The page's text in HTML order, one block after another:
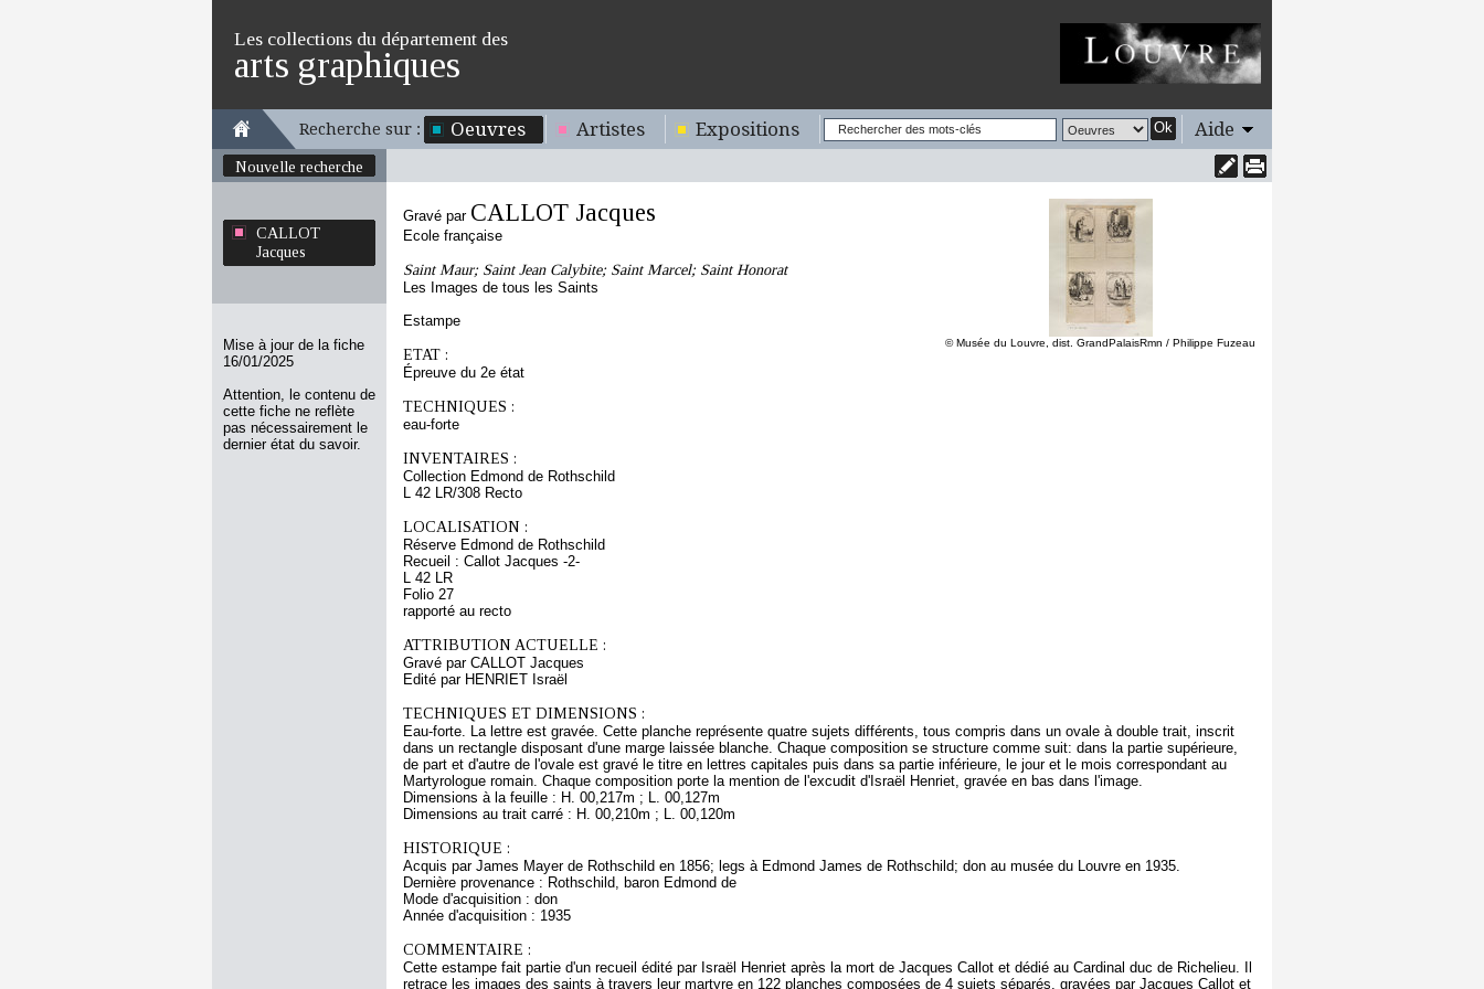
Les collections du département des
arts graphiques
Recherche sur : Oeuvres Artistes Expositions Ok Aide
Nouvelle recherche
CALLOT
Jacques
Mise à jour de la fiche
16/01/2025
Attention, le contenu de
cette fiche ne reflète
pas nécessairement le
dernier état du savoir.
© Musée du Louvre, dist. GrandPalaisRmn / Philippe Fuzeau
Gravé par CALLOT Jacques
Ecole française
Saint Maur; Saint Jean Calybite; Saint Marcel; Saint Honorat
Les Images de tous les Saints
Estampe
ETAT :
Épreuve du 2e état
TECHNIQUES :
eau-forte
INVENTAIRES :
Collection Edmond de Rothschild
L 42 LR/308 Recto
LOCALISATION :
Réserve Edmond de Rothschild
Recueil : Callot Jacques -2-
L 42 LR
Folio 27
rapporté au recto
ATTRIBUTION ACTUELLE :
Gravé par CALLOT Jacques
Edité par HENRIET Israël
TECHNIQUES ET DIMENSIONS :
Eau-forte. La lettre est gravée. Cette planche représente quatre sujets différents, tous compris dans un ovale à double trait, inscrit
dans un rectangle disposant d'une marge laissée blanche. Chaque composition se structure comme suit: dans la partie supérieure,
de part et d'autre de l'ovale est gravé le titre en lettres capitales puis dans sa partie inférieure, le jour et le mois correspondant au
Martyrologue romain. Chaque composition porte la mention de l'excudit d'Israël Henriet, gravée en bas dans l'image.
Dimensions à la feuille : H. 00,217m ; L. 00,127m
Dimensions au trait carré : H. 00,210m ; L. 00,120m
HISTORIQUE :
Acquis par James Mayer de Rothschild en 1856; legs à Edmond James de Rothschild; don au musée du Louvre en 1935.
Dernière provenance : Rothschild, baron Edmond de
Mode d'acquisition : don
Année d'acquisition : 1935
COMMENTAIRE :
Cette estampe fait partie d'un recueil édité par Israël Henriet après la mort de Jacques Callot et dédié au Cardinal duc de Richelieu. Il
retrace les images des saints à travers leur martyre en 122 planches composées de 4 sujets séparés, gravées par Jacques Callot et